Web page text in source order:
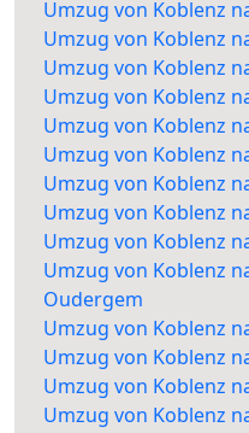
Umzug von Koblenz
Umzug von Koblenz
Umzug von Koblenz
Umzug von Koblenz
Umzug von Koblenz
Umzug von Koblenz
Umzug von Koblenz
Umzug von Koblenz
Umzug von Koblenz
Umzug von Koblenz
Oudergem
Umzug von Koblenz
Umzug von Koblenz
Umzug von Koblenz
Umzug von Koblenz